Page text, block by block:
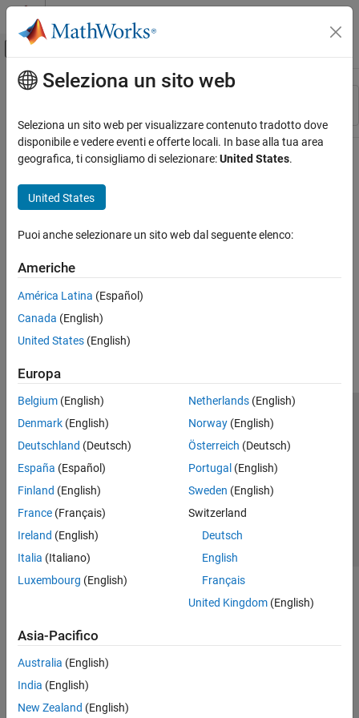
Vai al contenuto
Attiva/disattiva menu di navigazione
Risorsa
Stato
Contenuto principale
Seleziona un sito web
Seleziona un sito web per visualizzare contenuto tradotto dove
disponibile e vedere eventi e offerte locali. In base alla tua area
geografica, ti consigliamo di selezionare:United States.
United States
Puoi anche selezionare un sito web dal seguente elenco:
Americhe
América Latina (Español)
Canada (English)
United States (English)
Europa
Belgium (English)
Denmark (English)
Deutschland (Deutsch)
España (Español)
Finland (English)
France (Français)
Ireland (English)
Italia (Italiano)
Luxembourg (English)
Netherlands(English)
Norway(English)
Österreich (Deutsch)
Portugal (English)
Sweden (English)
Switzerland
Deutsch
English
Français
United Kingdom(English)
Asia-Pacifico
Australia (English)
India (English)
New Zealand (English)
Centro di fiducia
Informativa sulla privacy
Antipirateria
Stato dell'applicazione
Contatti
© 1994-2026 The MathWorks, Inc.